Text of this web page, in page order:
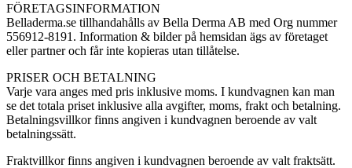
FÖRETAGSINFORMATION
Belladerma.se tillhandahålls av Bella Derma AB med Org nummer
556912-8191. Information & bilder på hemsidan ägs av företaget
eller partner och får inte kopieras utan tillåtelse.
PRISER OCH BETALNING
Varje vara anges med pris inklusive moms. I kundvagnen kan man
se det totala priset inklusive alla avgifter, moms, frakt och betalning.
Betalningsvillkor finns angiven i kundvagnen beroende av valt
betalningssätt.
Fraktvillkor finns angiven i kundvagnen beroende av valt fraktsätt.